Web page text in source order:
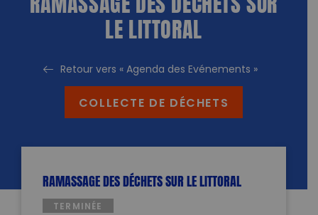
LE LITTORAL
Retour vers « Agenda des Evénements »
COLLECTE DE DÉCHETS
RAMASSAGE DES DÉCHETS SUR LE LITTORAL
TERMINÉE